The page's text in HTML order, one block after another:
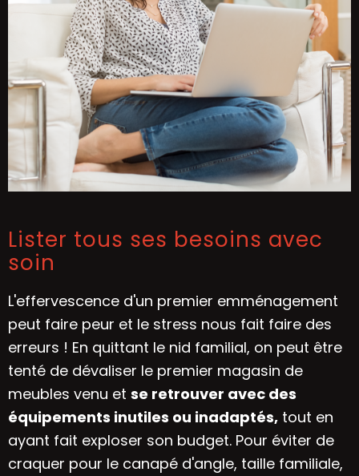
Lister tous ses besoins avec
soin
L'effervescence d'un premier emménagement
peut faire peur et le stress nous fait faire des
erreurs ! En quittant le nid familial, on peut être
tenté de dévaliser le premier magasin de
meubles venu et se retrouver avec des
équipements inutiles ou inadaptés, tout en
ayant fait exploser son budget. Pour éviter de
craquer pour le canapé d'angle, taille familiale,